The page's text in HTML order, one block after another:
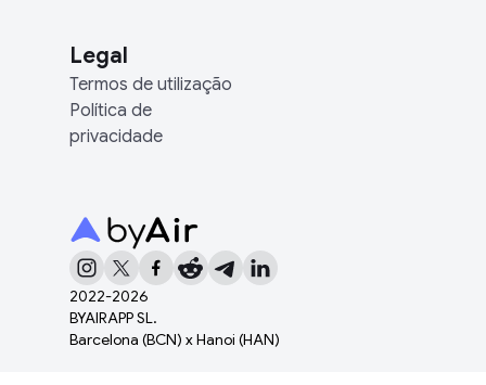
2022-2026
BYAIRAPP SL.
Barcelona (BCN) x Hanoi (HAN)
Legal
Termos de utilização
Política de
privacidade